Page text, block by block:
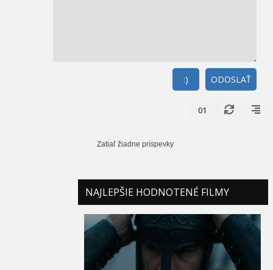
ODOSLAŤ
:)
01
Zatiaľ žiadne príspevky
NAJLEPŠIE HODNOTENÉ FILMY